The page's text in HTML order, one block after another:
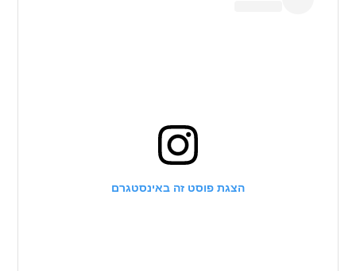
הצגת פוסט זה באינסטגרם